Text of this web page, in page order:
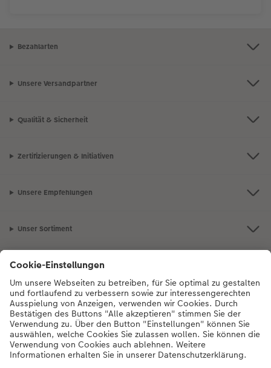
Bezahlarten
Unsere Versandpartner
Qualität & Sicherheit
Zertifizierungen & Initiativen
Unsere Empfehlungen
Unser Sortiment
Service
Mehr zum CEWE Fotoservice